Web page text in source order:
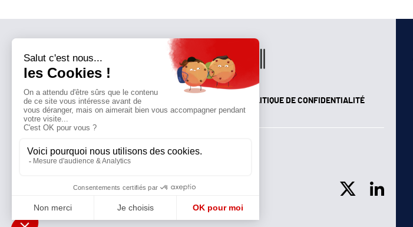
QUI SOMMES-NOUS?MENTIONS LÉGALES POLITIQUE DE CONFIDENTIALITÉ
Suivez toutes nos actualités !
NEWSLETTER